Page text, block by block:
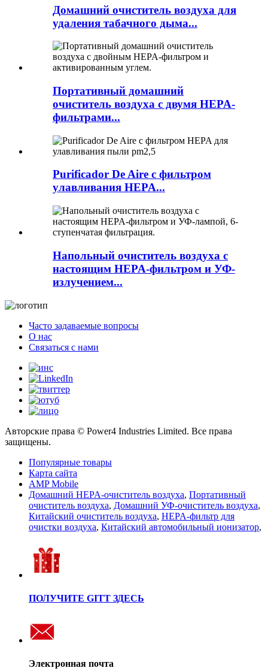
Домашний очиститель воздуха для
удаления табачного дыма...
Портативный домашний
очиститель воздуха с двумя HEPA-
фильтрами...
Purificador De Aire с фильтром
улавливания HEPA...
Напольный очиститель воздуха с
настоящим HEPA-фильтром и УФ-
излучением...
Часто задаваемые вопросы
О нас
Связаться с нами
Авторские права © Power4 Industries Limited. Все права
защищены.
Популярные товары
Карта сайта
AMP Mobile
Домашний HEPA-очиститель воздуха, Портативный
очиститель воздуха, Домашний УФ-очиститель воздуха,
Китайский очиститель воздуха, HEPA-фильтр для
очистки воздуха, Китайский автомобильный ионизатор,
ПОЛУЧИТЕ GITT ЗДЕСЬ
Электронная почта